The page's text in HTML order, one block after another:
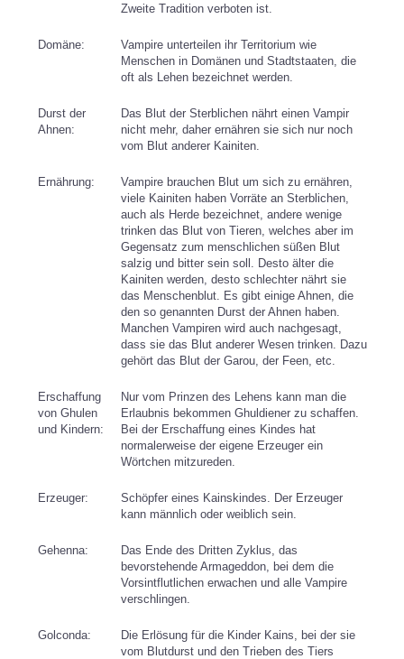
Zweite Tradition verboten ist.
Domäne:
Vampire unterteilen ihr Territorium wie
Menschen in Domänen und Stadtstaaten, die
oft als Lehen bezeichnet werden.
Durst der
Ahnen:
Das Blut der Sterblichen nährt einen Vampir
nicht mehr, daher ernähren sie sich nur noch
vom Blut anderer Kainiten.
Ernährung:
Vampire brauchen Blut um sich zu ernähren,
viele Kainiten haben Vorräte an Sterblichen,
auch als Herde bezeichnet, andere wenige
trinken das Blut von Tieren, welches aber im
Gegensatz zum menschlichen süßen Blut
salzig und bitter sein soll. Desto älter die
Kainiten werden, desto schlechter nährt sie
das Menschenblut. Es gibt einige Ahnen, die
den so genannten Durst der Ahnen haben.
Manchen Vampiren wird auch nachgesagt,
dass sie das Blut anderer Wesen trinken. Dazu
gehört das Blut der Garou, der Feen, etc.
Erschaffung
von Ghulen
und Kindern:
Nur vom Prinzen des Lehens kann man die
Erlaubnis bekommen Ghuldiener zu schaffen.
Bei der Erschaffung eines Kindes hat
normalerweise der eigene Erzeuger ein
Wörtchen mitzureden.
Erzeuger:
Schöpfer eines Kainskindes. Der Erzeuger
kann männlich oder weiblich sein.
Gehenna:
Das Ende des Dritten Zyklus, das
bevorstehende Armageddon, bei dem die
Vorsintflutlichen erwachen und alle Vampire
verschlingen.
Golconda:
Die Erlösung für die Kinder Kains, bei der sie
vom Blutdurst und den Trieben des Tiers